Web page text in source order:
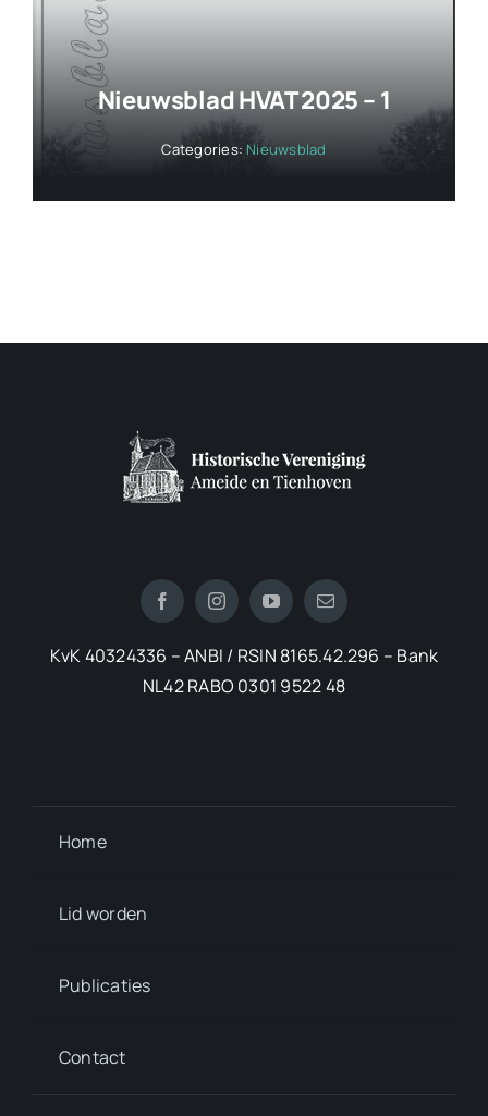
Nieuwsblad HVAT 2025 – 1
Categories:Nieuwsblad
KvK 40324336 – ANBI / RSIN 8165.42.296 – Bank
NL42 RABO 0301 9522 48
Home
Lid worden
Publicaties
Contact